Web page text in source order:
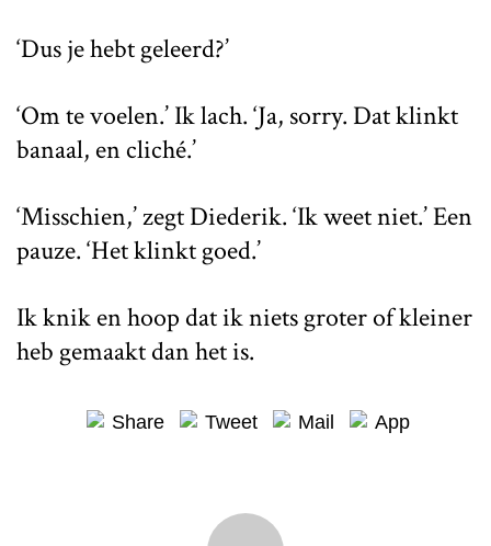
‘Dus je hebt geleerd?’
‘Om te voelen.’ Ik lach. ‘Ja, sorry. Dat klinkt
banaal, en cliché.’
‘Misschien,’ zegt Diederik. ‘Ik weet niet.’ Een
pauze. ‘Het klinkt goed.’
Ik knik en hoop dat ik niets groter of kleiner
heb gemaakt dan het is.
Share Tweet Mail App